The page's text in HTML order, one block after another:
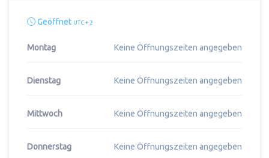
Geöffnet UTC + 2
Montag Keine Öffnungszeiten angegeben
Dienstag Keine Öffnungszeiten angegeben
Mittwoch Keine Öffnungszeiten angegeben
Donnerstag Keine Öffnungszeiten angegeben